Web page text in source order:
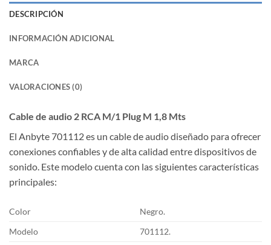
DESCRIPCIÓN
INFORMACIÓN ADICIONAL
MARCA
VALORACIONES (0)
Cable de audio 2 RCA M/1 Plug M 1,8 Mts
El Anbyte 701112 es un cable de audio diseñado para ofrecer
conexiones confiables y de alta calidad entre dispositivos de
sonido. Este modelo cuenta con las siguientes características
principales:
Color
Negro.
Modelo
701112.